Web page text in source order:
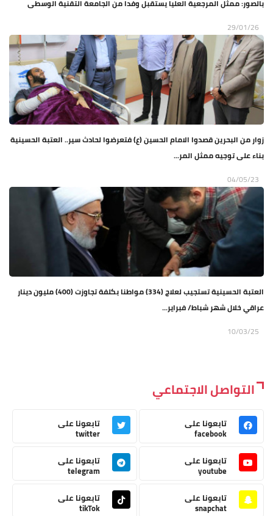
بالصور: ممثل المرجعية العليا يستقبل وفدا من الجامعة التقنية الوسطى
29/01/26
زوار من البحرين قصدوا الامام الحسين (ع) فتعرضوا لحادث سير.. العتبة الحسينية
بناء على توجيه ممثل المر...
04/05/23
العتبة الحسينية تستجيب لعلاج (334) مواطنا بكلفة تجاوزت (400) مليون دينار
عراقي خلال شهر شباط/ فبراير...
10/03/25
التواصل الاجتماعي
تابعونا على
facebook
تابعونا على
twitter
تابعونا على
youtube
تابعونا على
telegram
تابعونا على
snapchat
تابعونا على
tikTok